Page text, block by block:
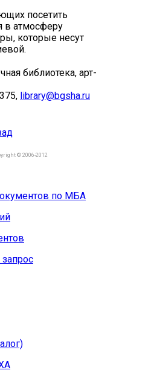
посетить
в атмосферу
которые несут
библиотека, арт-
library@bgsha.ru
© 2006-2012
по МБА